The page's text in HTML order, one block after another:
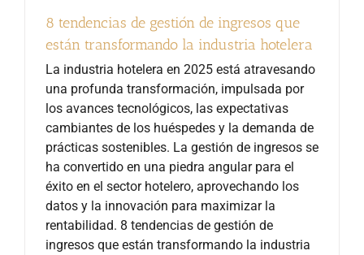
8 tendencias de gestión de ingresos que
están transformando la industria hotelera
La industria hotelera en 2025 está atravesando
una profunda transformación, impulsada por
los avances tecnológicos, las expectativas
cambiantes de los huéspedes y la demanda de
prácticas sostenibles. La gestión de ingresos se
ha convertido en una piedra angular para el
éxito en el sector hotelero, aprovechando los
datos y la innovación para maximizar la
rentabilidad. 8 tendencias de gestión de
ingresos que están transformando la industria